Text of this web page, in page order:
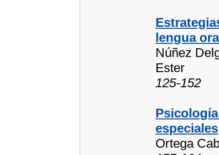
lengua
Núñez
Ester
125-152
especiales
Ortega